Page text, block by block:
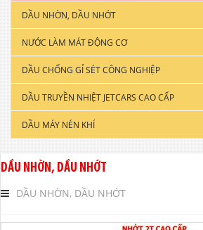
DẦU NHỜN, DẦU NHỚT
DẦU NHỚT XE GẮN MÁY
DẦU ĐỘNG CƠ XE TẢI & TÀU THUYỀN
DẦU NHỚT CÔNG NGHIỆP
DẦU CẮT GỌT KIM LOẠI
DẦU NHỚT THỦY LỰC CAO CẤP
DẦU NHỚT HỘP SỐ
NƯỚC LÀM MÁT ĐỘNG CƠ
DẦU CHỐNG GỈ SÉT CÔNG NGHIỆP
DẦU TRUYỀN NHIỆT JETCARS CAO CẤP
DẦU MÁY NÉN KHÍ
DẦU NHỜN, DẦU NHỚT
DẦU NHỜN, DẦU NHỚT